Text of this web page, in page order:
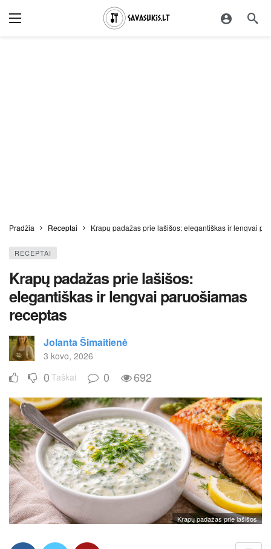
Pradžia Receptai Krapų padažas prie lašišos: elegantiškas ir lengvai
RECEPTAI
Krapų padažas prie lašišos:
elegantiškas ir lengvai paruošiamas
receptas
Jolanta Šimaitienė
3 kovo, 2026
0 Taškai 0 692
Krapų padažas prie lašišos